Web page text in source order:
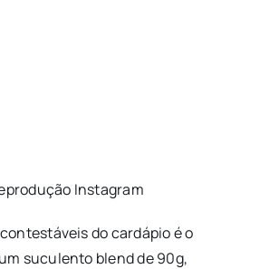
Instagram
do cardápio é o
suculento blend de 90g,